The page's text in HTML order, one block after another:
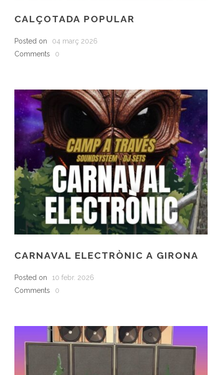
CALÇOTADA POPULAR
Posted on
04 març 2026
Comments
0
CARNAVAL ELECTRÒNIC A GIRONA
Posted on
10 febr. 2026
Comments
0